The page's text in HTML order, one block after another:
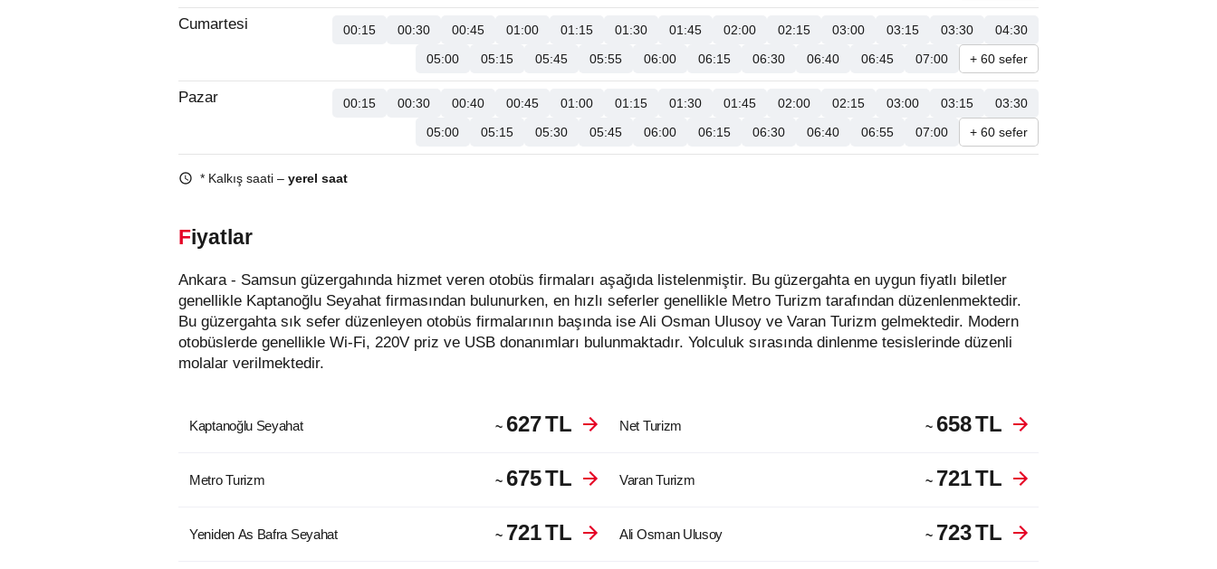
Cumartesi 00:15 00:30 00:45 01:00 01:15 01:30 01:45 02:00 02:15 03:00 03:15 03:30
04:30
05:00
05:15 05:45 05:55 06:00 06:15 06:30 06:40 06:45 07:00 + 60 sefer
Pazar 00:15 00:30 00:40 00:45 01:00 01:15 01:30 01:45 02:00 02:15 03:00 03:15
03:30
05:00
05:15 05:30 05:45 06:00 06:15 06:30 06:40 06:55 07:00 + 60 sefer
* Kalkış saati – yerel saat
Fiyatlar
Ankara - Samsun güzergahında hizmet veren otobüs firmaları aşağıda listelenmiştir. Bu güzergahta en uygun fiyatlı biletler
genellikle Kaptanoğlu Seyahat firmasından bulunurken, en hızlı seferler genellikle Metro Turizm tarafından düzenlenmektedir.
Bu güzergahta sık sefer düzenleyen otobüs firmalarının başında ise Ali Osman Ulusoy ve Varan Turizm gelmektedir. Modern
otobüslerde genellikle Wi-Fi, 220V priz ve USB donanımları bulunmaktadır. Yolculuk sırasında dinlenme tesislerinde düzenli
molalar verilmektedir.
Kaptanoğlu Seyahat ~ 627TL Net Turizm ~ 658TL
Metro Turizm ~ 675TL Varan Turizm ~ 721TL
Yeniden As Bafra Seyahat ~ 721TL Ali Osman Ulusoy ~ 723TL